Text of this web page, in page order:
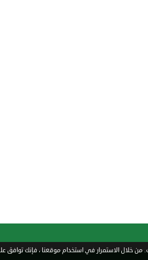
خلال الاستمرار في استخدام موقعنا ، فإنك توافق